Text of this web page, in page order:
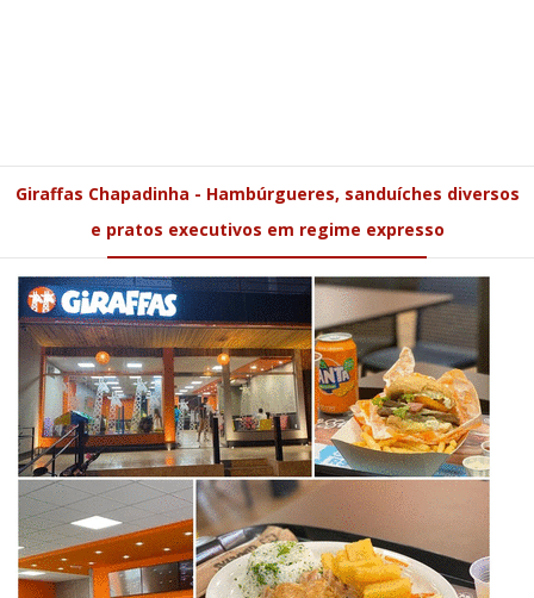
Giraffas Chapadinha - Hambúrgueres, sanduíches diversos
e pratos executivos em regime expresso